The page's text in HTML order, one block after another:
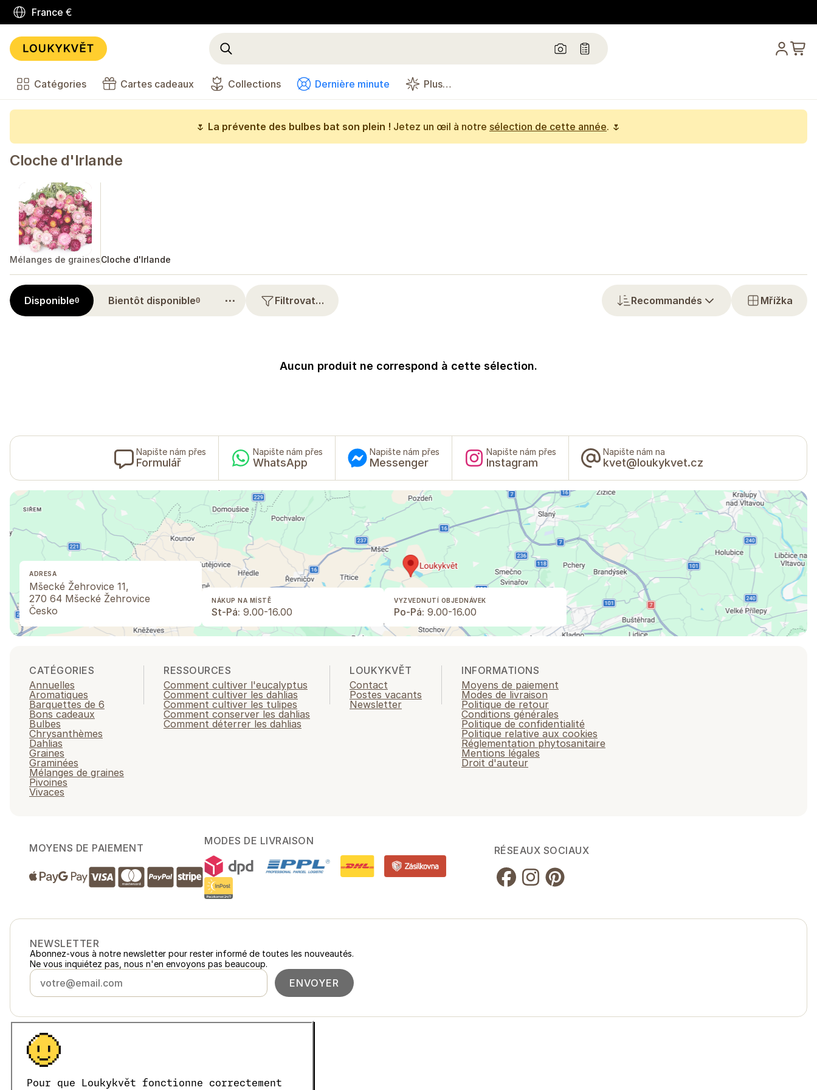
Pour que Loukykvět fonctionne correctement
France €
Catégories Cartes cadeaux Collections Dernière minute Plus…
🌷 La prévente des bulbes bat son plein ! Jetez un œil à notre sélection de cette année. 🌷
Cloche d'Irlande
Mélanges de grainesCloche d'Irlande
Disponible0 Bientôt disponible0 ⋯ Filtrovat… Recommandés Mřížka
Aucun produit ne correspond à cette sélection.
Napište nám přes
Formulář
Napište nám přes
WhatsApp
Napište nám přes
Messenger
Napište nám přes
Instagram
Napište nám na
kvet@loukykvet.cz
ADRESA
Mšecké Žehrovice 11,
270 64 Mšecké Žehrovice
Česko
NÁKUP NA MÍSTĚ
St-Pá: 9.00-16.00
VYZVEDNUTÍ OBJEDNÁVEK
Po-Pá: 9.00-16.00
CATÉGORIES
Annuelles
Aromatiques
Barquettes de 6
Bons cadeaux
Bulbes
Chrysanthèmes
Dahlias
Graines
Graminées
Mélanges de graines
Pivoines
Vivaces
RESSOURCES
Comment cultiver l'eucalyptus
Comment cultiver les dahlias
Comment cultiver les tulipes
Comment conserver les dahlias
Comment déterrer les dahlias
LOUKYKVĚT
Contact
Postes vacants
Newsletter
INFORMATIONS
Moyens de paiement
Modes de livraison
Politique de retour
Conditions générales
Politique de confidentialité
Politique relative aux cookies
Réglementation phytosanitaire
Mentions légales
Droit d'auteur
MOYENS DE PAIEMENT
MODES DE LIVRAISON
RÉSEAUX SOCIAUX
NEWSLETTER
Abonnez-vous à notre newsletter pour rester informé de toutes les nouveautés.
Ne vous inquiétez pas, nous n'en envoyons pas beaucoup.
ENVOYER
France
Českoloukykvet.cz
Polska loukykvet.pl
2026 Loukykvět s.r.o.